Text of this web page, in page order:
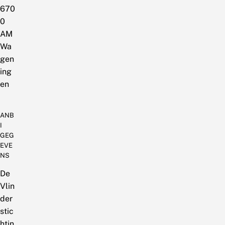
670
0
AM
Wa
gen
ing
en
ANB
I
GEG
EVE
NS
De
Vlin
der
stic